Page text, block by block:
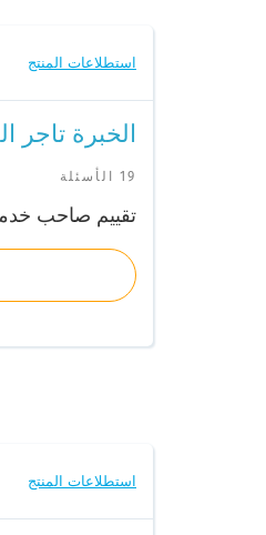
استطلاعات المنتج
الخبرة تاجر
19 الأسئلة
تقييم صاحب
استطلاعات المنتج